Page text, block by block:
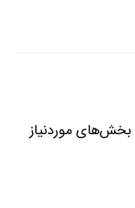
بخش‌های موردنیاز